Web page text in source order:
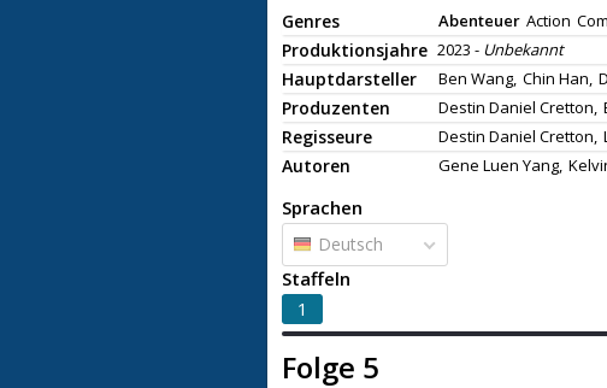
Genres Abenteuer Action
Produktionsjahre 2023 - Unbekannt
Hauptdarsteller Ben Wang, Chin Han,
Produzenten Destin Daniel Cretton,
Regisseure Destin Daniel Cretton,
Autoren Gene Luen Yang,
Sprachen
Deutsch
Staffeln
1
Folge 5